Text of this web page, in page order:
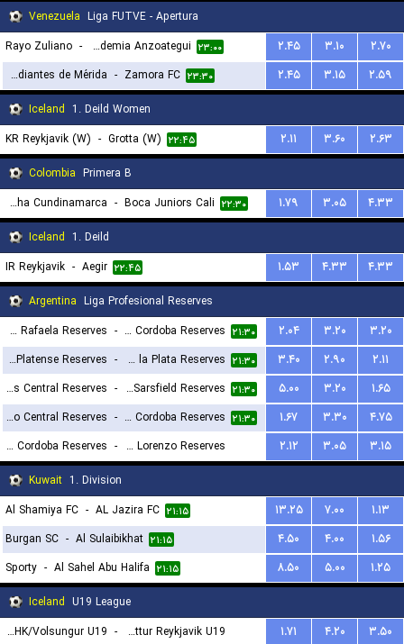
Venezuela Liga FUTVE - Apertura
Rayo Zuliano - Academia Anzoategui ۲۳:۰۰ ۲.۴۵ ۳.۱۰
۲.۷۰
Estudiantes de Mérida
- Zamora FC ۲۳:۳۰ ۲.۴۵ ۳.۱۵
۲.۵۹
Iceland 1. Deild Women
KR Reykjavik (W) - Grotta (W) ۲۲:۴۵ ۲.۱۱ ۳.۶۰
۲.۶۳
Colombia Primera B
Real Soacha Cundinamarca
- Boca Juniors Cali ۲۲:۳۰ ۱.۷۹ ۳.۰۵
۴.۳۳
Iceland 1. Deild
IR Reykjavik - Aegir ۲۲:۴۵ ۱.۵۳ ۴.۳۳
۴.۳۳
Argentina Liga Profesional Reserves
Atletico Rafaela Reserves
- Central Cordoba Reserves ۲۱:۳۰ ۲.۰۴ ۳.۲۰
۳.۲۰
CA Platense Reserves
- Estudiantes de la Plata Reserves ۲۱:۳۰ ۳.۴۰ ۲.۹۰
۲.۱۱
Barracas Central Reserves
- Velez Sarsfield Reserves ۲۱:۳۰ ۵.۰۰ ۳.۲۰
۱.۶۵
Rosario Central Reserves
- Instituto AC Cordoba Reserves ۲۱:۳۰ ۱.۶۷ ۳.۳۰
۴.۷۵
CA Talleres de Cordoba Reserves
- San Lorenzo Reserves
۲۳:۳۰
۲.۱۲ ۳.۰۵
۳.۱۵
Kuwait 1. Division
Al Shamiya FC - AL Jazira FC ۲۱:۱۵ ۱۳.۲۵ ۷.۰۰
۱.۱۳
Burgan SC - Al Sulaibikhat ۲۱:۱۵ ۴.۵۰ ۴.۰۰
۱.۵۶
Sporty - Al Sahel Abu Halifa ۲۱:۱۵ ۸.۵۰ ۵.۰۰
۱.۲۵
Iceland U19 League
Thor/THK/Volsungur U19
- Throttur Reykjavik U19 ۱.۷۱ ۴.۲۰ ۳.۵۰